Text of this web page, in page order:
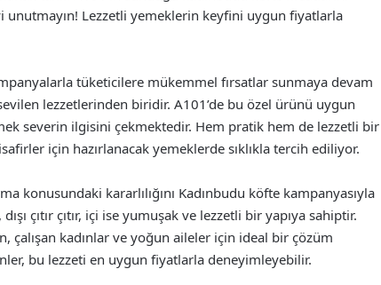
unutmayın! Lezzetli yemeklerin keyfini uygun fiyatlarla
tüketicilere mükemmel fırsatlar sunmaya devam
lezzetlerinden biridir. A101’de bu özel ürünü uygun
severin ilgisini çekmektedir. Hem pratik hem de lezzetli bir
için hazırlanacak yemeklerde sıklıkla tercih ediliyor.
konusundaki kararlılığını Kadınbudu köfte kampanyasıyla
çıtır çıtır, içi ise yumuşak ve lezzetli bir yapıya sahiptir.
çalışan kadınlar ve yoğun aileler için ideal bir çözüm
bu lezzeti en uygun fiyatlarla deneyimleyebilir.